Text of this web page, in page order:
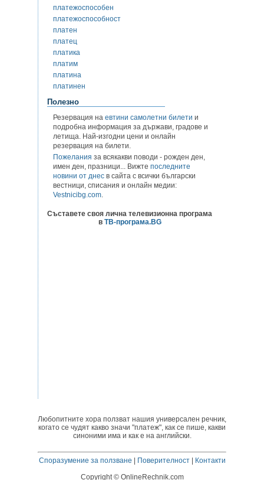
платежоспособен
платежоспособност
платен
платец
платика
платим
платина
платинен
Полезно
Резервация на евтини самолетни билети и
подробна информация за държави, градове и
летища. Най-изгодни цени и онлайн
резервация на билети.
Пожелания за всякакви поводи - рожден ден,
имен ден, празници... Вижте последните
новини от днес в сайта с всички български
вестници, списания и онлайн медии:
Vestnicibg.com.
Съставете своя лична телевизионна програма
в ТВ-програма.BG
Любопитните хора ползват нашия универсален речник,
когато се чудят какво значи "платеж", как се пише, какви
синоними има и как е на английски.
Споразумение за ползване Поверителност|
Контакти
Copyright © OnlineRechnik.com